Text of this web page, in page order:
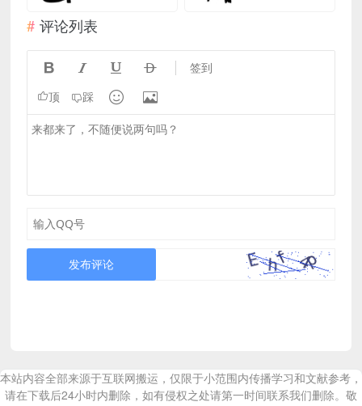
评论列表
    签到
顶 踩  
发布评论
本站内容全部来源于互联网搬运，仅限于小范围内传播学习和文献参考，
请在下载后24小时内删除，如有侵权之处请第一时间联系我们删除。敬